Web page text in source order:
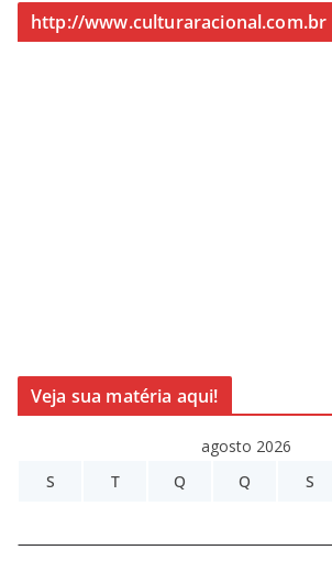
http://www.culturaracional.com.br
Veja sua matéria aqui!
agosto 2026
S
T Q Q S